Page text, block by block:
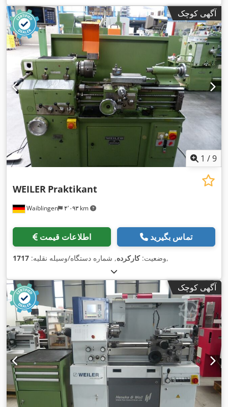
آگهی کوچک
1 /9
Waiblingen ۴٬۰۹۳ km
WEILER Praktikant
اطلاعات قیمت تماس بگیرید
وضعیت:کارکرده, شماره دستگاه/وسیله نقلیه: 1717 ,
آگهی کوچک